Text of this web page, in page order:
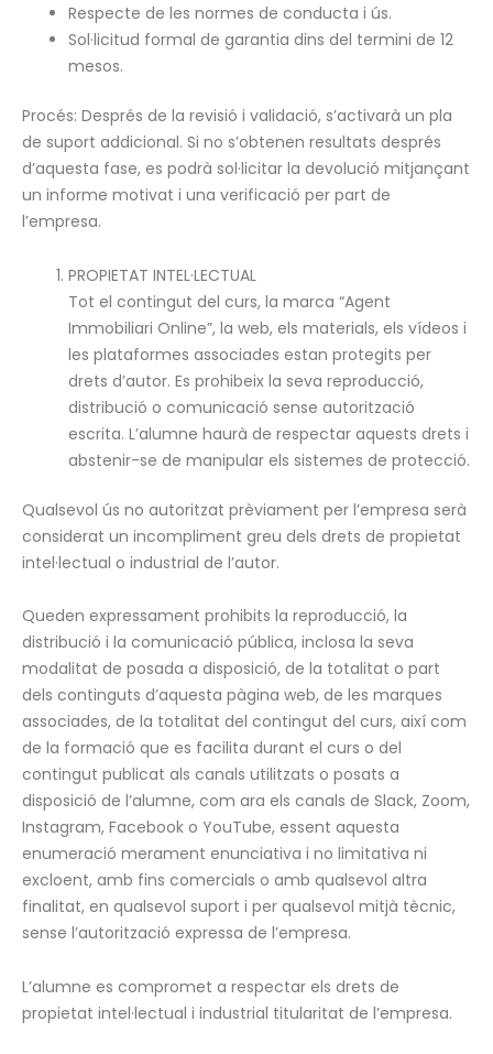
Respecte de les normes de conducta i ús.
Sol·licitud formal de garantia dins del termini de 12
mesos.
Procés: Després de la revisió i validació, s’activarà un pla
de suport addicional. Si no s’obtenen resultats després
d’aquesta fase, es podrà sol·licitar la devolució mitjançant
un informe motivat i una verificació per part de
l’empresa.
PROPIETAT INTEL·LECTUAL
Tot el contingut del curs, la marca “Agent
Immobiliari Online”, la web, els materials, els vídeos i
les plataformes associades estan protegits per
drets d’autor. Es prohibeix la seva reproducció,
distribució o comunicació sense autorització
escrita. L’alumne haurà de respectar aquests drets i
abstenir-se de manipular els sistemes de protecció.
Qualsevol ús no autoritzat prèviament per l’empresa serà
considerat un incompliment greu dels drets de propietat
intel·lectual o industrial de l’autor.
Queden expressament prohibits la reproducció, la
distribució i la comunicació pública, inclosa la seva
modalitat de posada a disposició, de la totalitat o part
dels continguts d’aquesta pàgina web, de les marques
associades, de la totalitat del contingut del curs, així com
de la formació que es facilita durant el curs o del
contingut publicat als canals utilitzats o posats a
disposició de l’alumne, com ara els canals de Slack, Zoom,
Instagram, Facebook o YouTube, essent aquesta
enumeració merament enunciativa i no limitativa ni
excloent, amb fins comercials o amb qualsevol altra
finalitat, en qualsevol suport i per qualsevol mitjà tècnic,
sense l’autorització expressa de l’empresa.
L’alumne es compromet a respectar els drets de
propietat intel·lectual i industrial titularitat de l’empresa.